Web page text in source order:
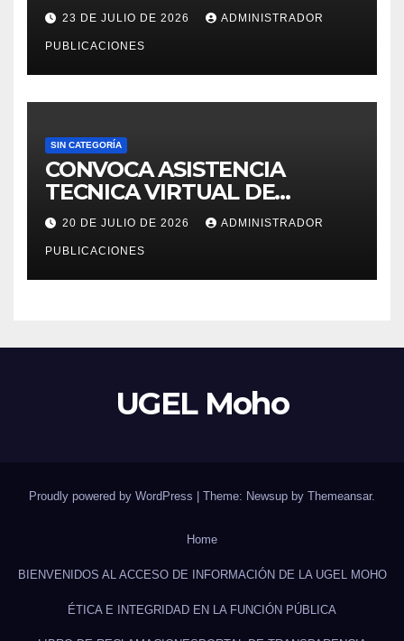
PERSONAL DEL DECRETO
LEGISLATIVO 276 – 2026
23 DE JULIO DE 2026 ADMINISTRADOR
PUBLICACIONES
SIN CATEGORÍA
CONVOCA ASISTENCIA
TECNICA VIRTUAL DE
«EJERCICIOS DEL CENSO
EDUCATIVO – 2026»
20 DE JULIO DE 2026 ADMINISTRADOR
PUBLICACIONES
UGEL Moho
Proudly powered by WordPress | Theme: Newsup by Themeansar.
Home
BIENVENIDOS AL ACCESO DE INFORMACIÓN DE LA UGEL MOHO
ÉTICA E INTEGRIDAD EN LA FUNCIÓN PÚBLICA